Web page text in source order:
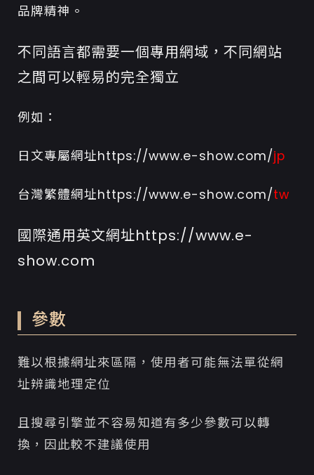
品牌精神。
不同語言都需要一個專用網域，不同網站
之間可以輕易的完全獨立
例如：
日文專屬網址https://www.e-show.com/jp
台灣繁體網址https://www.e-show.com/tw
國際通用英文網址https://www.e-
show.com
參數
難以根據網址來區隔，使用者可能無法單從網
址辨識地理定位
且搜尋引擎並不容易知道有多少參數可以轉
換，因此較不建議使用